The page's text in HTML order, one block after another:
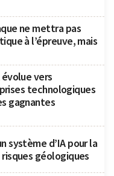
ne mettra pas
à l’épreuve, mais
évolue vers
technologiques
gagnantes
système d’IA pour la
géologiques